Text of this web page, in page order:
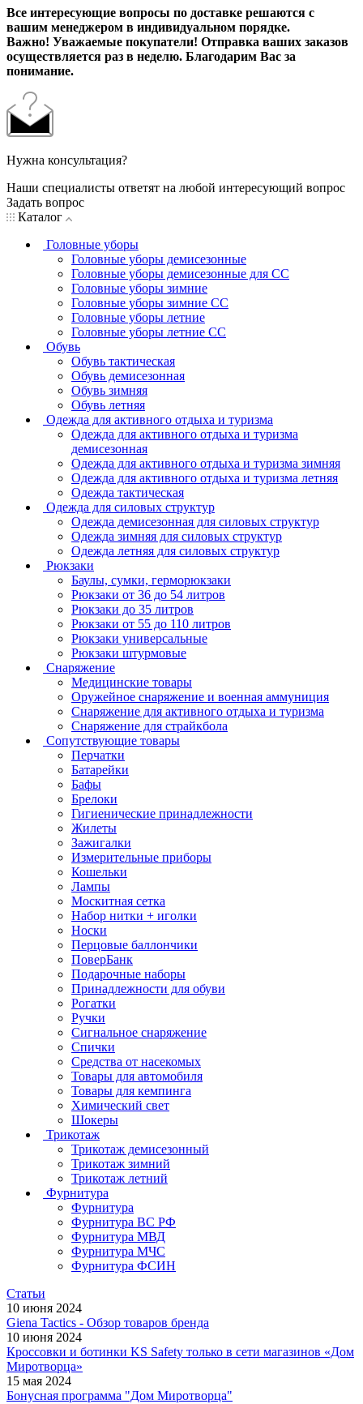
Все интересующие вопросы по доставке решаются с
вашим менеджером в индивидуальном порядке.
Важно! Уважаемые покупатели! Отправка ваших заказов
осуществляется раз в неделю. Благодарим Вас за
понимание.
Нужна консультация?
Наши специалисты ответят на любой интересующий вопрос
Задать вопрос
Каталог
Головные уборы
Головные уборы демисезонные
Головные уборы демисезонные для СС
Головные уборы зимние
Головные уборы зимние СС
Головные уборы летние
Головные уборы летние СС
Обувь
Обувь тактическая
Обувь демисезонная
Обувь зимняя
Обувь летняя
Одежда для активного отдыха и туризма
Одежда для активного отдыха и туризма
демисезонная
Одежда для активного отдыха и туризма зимняя
Одежда для активного отдыха и туризма летняя
Одежда тактическая
Одежда для силовых структур
Одежда демисезонная для силовых структур
Одежда зимняя для силовых структур
Одежда летняя для силовых структур
Рюкзаки
Баулы, сумки, герморюкзаки
Рюкзаки от 36 до 54 литров
Рюкзаки до 35 литров
Рюкзаки от 55 до 110 литров
Рюкзаки универсальные
Рюкзаки штурмовые
Снаряжение
Медицинские товары
Оружейное снаряжение и военная аммуниция
Снаряжение для активного отдыха и туризма
Снаряжение для страйкбола
Сопутствующие товары
Перчатки
Батарейки
Бафы
Брелоки
Гигиенические принадлежности
Жилеты
Зажигалки
Измерительные приборы
Кошельки
Лампы
Москитная сетка
Набор нитки + иголки
Носки
Перцовые баллончики
ПоверБанк
Подарочные наборы
Принадлежности для обуви
Рогатки
Ручки
Сигнальное снаряжение
Спички
Средства от насекомых
Товары для автомобиля
Товары для кемпинга
Химический свет
Шокеры
Трикотаж
Трикотаж демисезонный
Трикотаж зимний
Трикотаж летний
Фурнитура
Фурнитура
Фурнитура ВС РФ
Фурнитура МВД
Фурнитура МЧС
Фурнитура ФСИН
Статьи
10 июня 2024
Giena Tactics - Обзор товаров бренда
10 июня 2024
Кроссовки и ботинки KS Safety только в сети магазинов «Дом
Миротворца»
15 мая 2024
Бонусная программа "Дом Миротворца"